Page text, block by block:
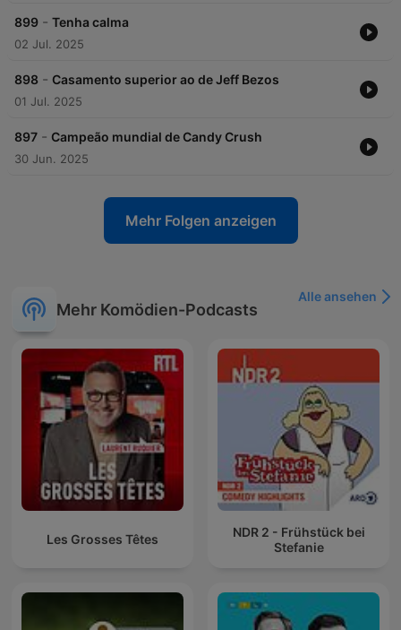
899 - Tenha calma
02 Jul. 2025
898 - Casamento superior ao de Jeff Bezos
01 Jul. 2025
897 - Campeão mundial de Candy Crush
30 Jun. 2025
Mehr Folgen anzeigen
Mehr Komödien-Podcasts
Alle ansehen
Les Grosses Têtes
NDR 2 - Frühstück bei
Stefanie